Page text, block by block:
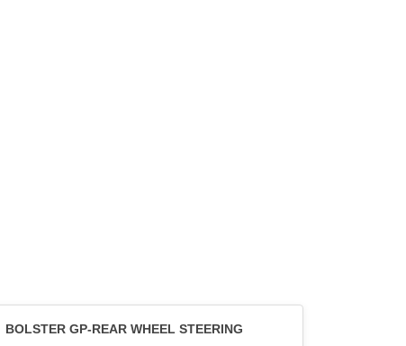
BOLSTER GP-REAR WHEEL STEERING